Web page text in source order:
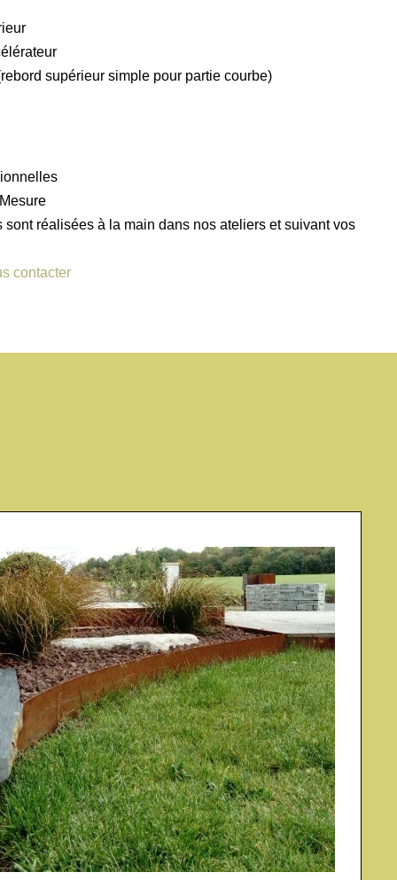
supérieur simple pour partie courbe)
réalisées à la main dans nos ateliers et suivant vos
contacter